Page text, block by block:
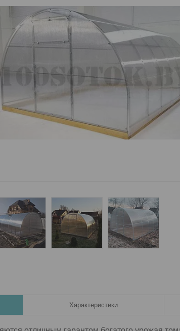
Характеристики